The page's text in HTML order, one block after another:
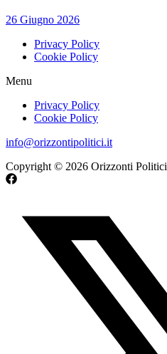
26 Giugno 2026
Privacy Policy
Cookie Policy
Menu
Privacy Policy
Cookie Policy
info@orizzontipolitici.it
Copyright © 2026 Orizzonti Politici